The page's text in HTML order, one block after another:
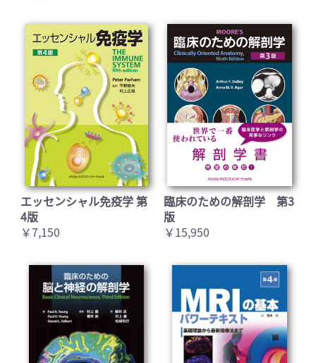
エッセンシャル免疫学 第
4版
￥7,150
臨床のための解剖学 第3
版
￥15,950